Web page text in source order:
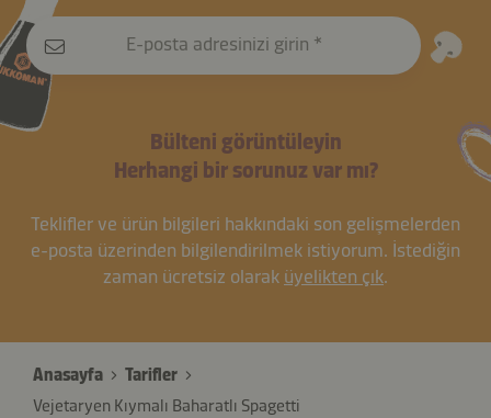
E-posta adresinizi girin
Bülteni görüntüleyin
Herhangi bir sorunuz var mı?
Teklifler ve ürün bilgileri hakkındaki son gelişmelerden
e-posta üzerinden bilgilendirilmek istiyorum. İstediğin
zaman ücretsiz olarak üyelikten çık.
Anasayfa
Tarifler
Vejetaryen Kıymalı Baharatlı Spagetti